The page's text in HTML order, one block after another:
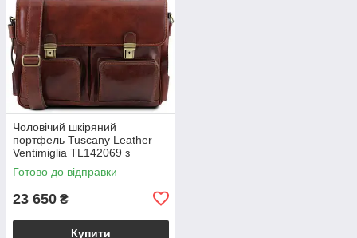
Чоловічий шкіряний
портфель Tuscany Leather
Ventimiglia TL142069 з
передніми кишенями та
плечовим ременем,
Готово до відправки
23 650 ₴
Купити